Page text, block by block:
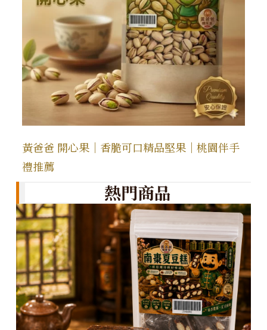
黃爸爸 開心果｜香脆可口精品堅果｜桃園伴手
禮推薦
熱門商品